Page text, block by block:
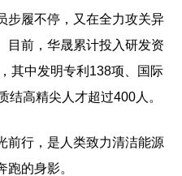
履不停，又在全力攻关异
目前，华晟累计投入研发资
其中发明专利138项、国际
结高精尖人才超过400人。
行，是人类致力清洁能源
的身影。